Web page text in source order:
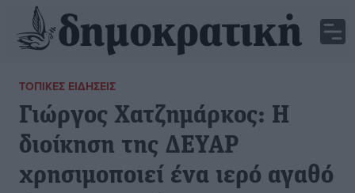
ΤΟΠΙΚΈΣ ΕΙΔΉΣΕΙΣ
Γιώργος Χατζημάρκος: Η
διοίκηση της ΔΕΥΑΡ
χρησιμοποιεί ένα ιερό αγαθό